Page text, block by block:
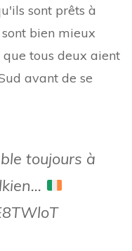
sont prêts à
bien mieux
tous deux aient
avant de se
toujours à